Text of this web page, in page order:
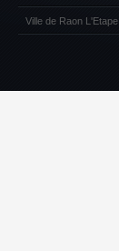
Ville de Raon L'Etape